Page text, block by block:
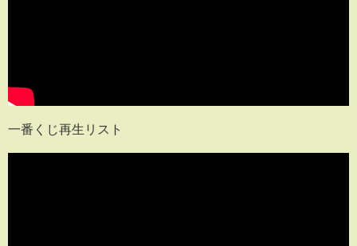
一番くじ再生リスト